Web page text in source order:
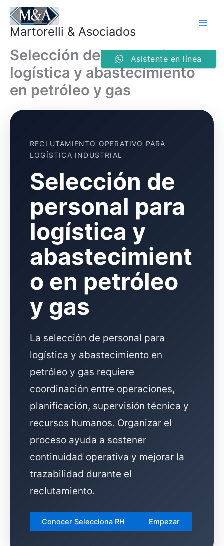
contenido
Martorelli & Asociados
Selección de personal para
logística y abastecimiento
en petróleo y gas
RECLUTAMIENTO OPERATIVO PARA
LOGÍSTICA INDUSTRIAL
Selección de
personal para
logística y
abastecimient
o en petróleo
y gas
La selección de personal para
logística y abastecimiento en
petróleo y gas requiere
coordinación entre operaciones,
planificación, supervisión técnica y
recursos humanos. Organizar el
proceso ayuda a sostener
continuidad operativa y mejorar la
trazabilidad durante el
reclutamiento.
Conocer Selecciona RH Empezar
Asistente en línea